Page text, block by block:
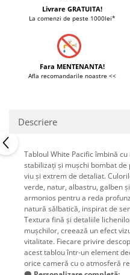
Livrare GRATUITA!
La comenzi de peste 1000lei*
Fara MENTENANTA!
Afla recomandarile noastre <<
Descriere
Tabloul White Pacific îmbină
stabilizați și mușchi bombat
viu și extrem de detaliat.
verde, natur, albastru, galben
armonios pentru a reda
natură sălbatică, inspirat de
Textura fină și detaliile
mușchilor, creează un efect
vitalitate. Fiecare privire
acest tablou într-un element
orice cameră cu o atmosferă